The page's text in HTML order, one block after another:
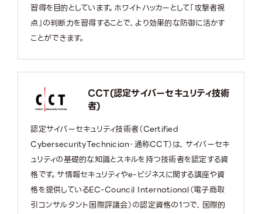
習得を目的としています。ホワイトハッカーとして「攻撃者視
点」の判断力を習得することで、より効果的な防御に活かす
ことができます。
CCT(認定サイバーセキュリティ技術
者)
認定サイバーセキュリティ技術者（Certified
CybersecurityTechnician・通称CCT）は、サイバーセキ
ュリティの基礎的な知識とスキルを持つ技術者を認定する資
格です。サ情報セキュリティやe-ビジネスに関する講座や資
格を提供しているEC-Council International（電子商取
引コンサルタント国際評議会）の認定資格の1つで、国際的